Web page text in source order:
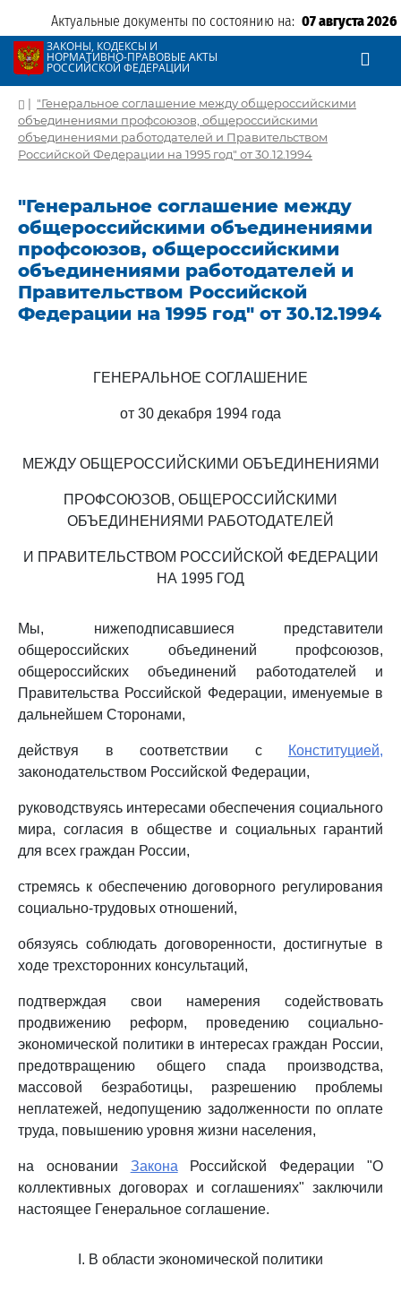
Актуальные документы по состоянию на: 07 августа 2026
ЗАКОНЫ, КОДЕКСЫ И
НОРМАТИВНО-ПРАВОВЫЕ АКТЫ
РОССИЙСКОЙ ФЕДЕРАЦИИ
| "Генеральное соглашение между общероссийскими
объединениями профсоюзов, общероссийскими
объединениями работодателей и Правительством
Российской Федерации на 1995 год" от 30.12.1994
"Генеральное соглашение между
общероссийскими объединениями
профсоюзов, общероссийскими
объединениями работодателей и
Правительством Российской
Федерации на 1995 год" от 30.12.1994
ГЕНЕРАЛЬНОЕ СОГЛАШЕНИЕ
от 30 декабря 1994 года
МЕЖДУ ОБЩЕРОССИЙСКИМИ ОБЪЕДИНЕНИЯМИ
ПРОФСОЮЗОВ, ОБЩЕРОССИЙСКИМИ
ОБЪЕДИНЕНИЯМИ РАБОТОДАТЕЛЕЙ
И ПРАВИТЕЛЬСТВОМ РОССИЙСКОЙ ФЕДЕРАЦИИ
НА 1995 ГОД
Мы, нижеподписавшиеся представители
общероссийских объединений профсоюзов,
общероссийских объединений работодателей и
Правительства Российской Федерации, именуемые в
дальнейшем Сторонами,
действуя в соответствии с
Конституцией,
законодательством Российской Федерации,
руководствуясь интересами обеспечения социального
мира, согласия в обществе и социальных гарантий
для всех граждан России,
стремясь к обеспечению договорного регулирования
социально-трудовых отношений,
обязуясь соблюдать договоренности, достигнутые в
ходе трехсторонних консультаций,
подтверждая свои намерения содействовать
продвижению реформ, проведению социально-
экономической политики в интересах граждан России,
предотвращению общего спада производства,
массовой безработицы, разрешению проблемы
неплатежей, недопущению задолженности по оплате
труда, повышению уровня жизни населения,
на основании Закона Российской Федерации "О
коллективных договорах и соглашениях" заключили
настоящее Генеральное соглашение.
I. В области экономической политики